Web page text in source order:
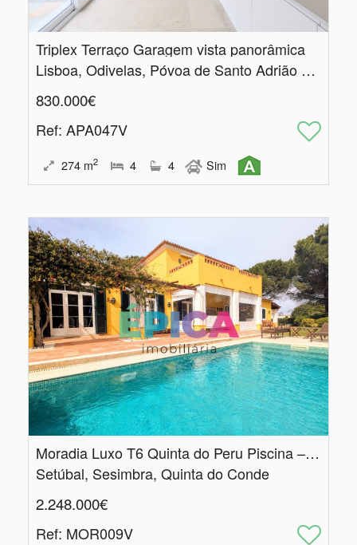
Triplex Terraço Garagem vista panorâmica
Lisboa, Odivelas, Póvoa de Santo Adrião e Olival Basto
830.000€
Ref: APA047V
274 m2 4 4 Sim
Moradia Luxo T6 Quinta do Peru Piscina – Condomínio Exclusivo Golfe
Setúbal, Sesimbra, Quinta do Conde
2.248.000€
Ref: MOR009V